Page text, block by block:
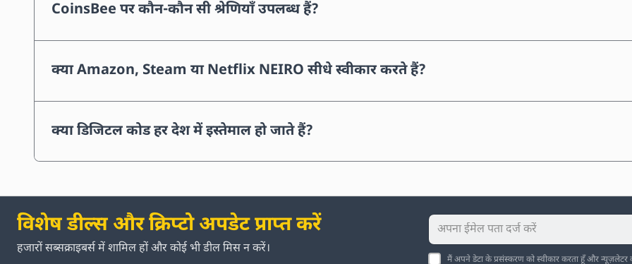
CoinsBee पर कौन-कौन सी श्रेणियाँ उपलब्ध हैं?
क्या Amazon, Steam या Netflix NEIRO सीधे स्वीकार करते हैं?
क्या डिजिटल कोड हर देश में इस्तेमाल हो जाते हैं?
विशेष डील्स और क्रिप्टो अपडेट प्राप्त करें
हजारों सब्सक्राइबर्स में शामिल हों और कोई भी डील मिस न करें।
मैं अपने डेटा के प्रसंस्करण को स्वीकार करता हूँ और न्यूज़लेटर